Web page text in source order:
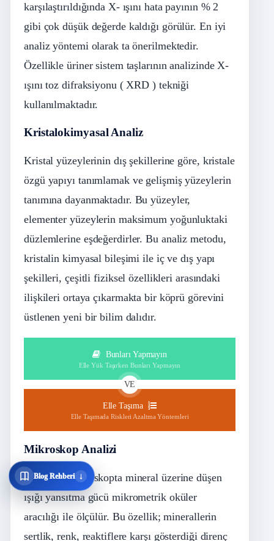
karşılaştırıldığında X- ışını hata payının % 2
gibi çok düşük değerde kaldığı görülür. En iyi
analiz yöntemi olarak ta önerilmektedir.
Özellikle üriner sistem taşlarının analizinde X-
ışını toz difraksiyonu ( XRD ) tekniği
kullanılmaktadır.
Kristalokimyasal Analiz
Kristal yüzeylerinin dış şekillerine göre, kristale
özgü yapıyı tanımlamak ve gelişmiş yüzeylerin
tanımına dayanmaktadır. Bu yüzeyler,
elementer yüzeylerin maksimum yoğunluktaki
düzlemlerine eşdeğerdirler. Bu analiz metodu,
kristalin kimyasal bileşimi ile iç ve dış yapı
şekilleri, çeşitli fiziksel özellikleri arasındaki
ilişkileri ortaya çıkarmakta bir köprü görevini
üstlenen yeni bir bilim dalıdır.
Bunları Yapmayın
Elle Yük Taşırken Bunları Yapmayın
VE
Elle Taşıma
Elle Taşımada Riskleri Azaltma Yöntemleri
Mikroskop Analizi
Polarizen mikroskopta mineral üzerine düşen
ışığı yansıtma gücü mikrometrik oküler
aracılığı ile ölçülür. Bu özellik; minerallerin
sertlik, renk, reaktiflere karşı gösterdiği direnç
Blog Rehberi ↓